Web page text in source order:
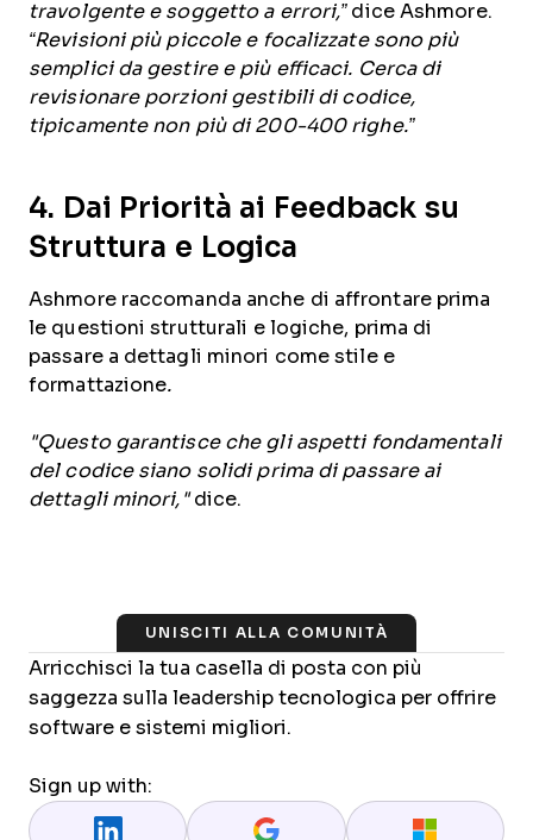
travolgente e soggetto a errori,” dice Ashmore.
“Revisioni più piccole e focalizzate sono più
semplici da gestire e più efficaci. Cerca di
revisionare porzioni gestibili di codice,
tipicamente non più di 200-400 righe.”
4. Dai Priorità ai Feedback su
Struttura e Logica
Ashmore raccomanda anche di affrontare prima
le questioni strutturali e logiche, prima di
passare a dettagli minori come stile e
formattazione.
"Questo garantisce che gli aspetti fondamentali
del codice siano solidi prima di passare ai
dettagli minori,"dice.
UNISCITI ALLA COMUNITÀ
Arricchisci la tua casella di posta con più
saggezza sulla leadership tecnologica per offrire
software e sistemi migliori.
Sign up with: